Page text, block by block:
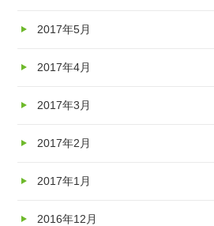
2017年5月
2017年4月
2017年3月
2017年2月
2017年1月
2016年12月